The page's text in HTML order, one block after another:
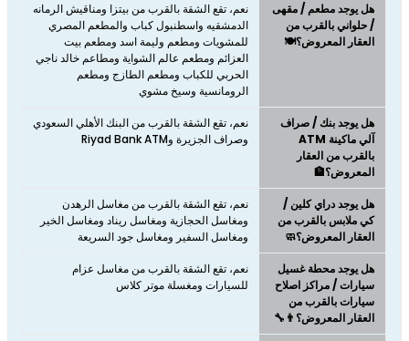
هل يوجد مطعم / مقهى
/ حلواني بالقرب من
العقار المعروض؟🍽️
نعم، ​​​​​​​تقع الشقة بالقرب من بيتزا ومناقيش الرمانه
الدمشقيه واسطنبول كباب والمطعم المصري
للمشويات ومطعم وليمة اسد ومطعم بيت
العزائم ومطعم عالم الشواية ومطاعم خالد ناجي
الحربي للكباب ومطعم الطازج ومطعم
الرومانسية وسيخ مشوي
هل يوجد بنك / صراف
آلي ماكينة ATM
بالقرب من العقار
المعروض؟🏦
نعم، تقع الشقة بالقرب من البنك الأهلي السعودي
وصراف الجزيرة وRiyad Bank ATM
هل يوجد دراي كلين /
كي ملابس بالقرب من
العقار المعروض؟🧼
ومغاسل الحجازية ومغاسل ريناد ومغاسل الخير
ومغاسل السفير ومغاسل جود السريعة
هل يوجد محطة غسيل
سيارات / مراكز اصلاح
سيارات بالقرب من
العقار المعروض؟👨‍🔧
نعم، تقع الشقة بالقرب من مغاسل عزام
للسيارات ومغسلة موتر كلاس